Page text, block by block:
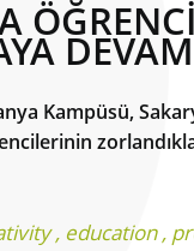
Kampüsü,
, education,